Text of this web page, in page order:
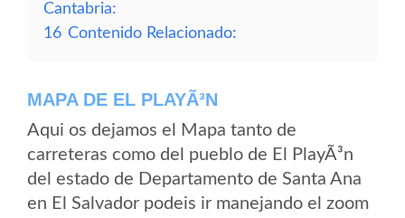
Cantabria:
16 Contenido Relacionado:
MAPA DE EL PLAYÃ³N
Aqui os dejamos el Mapa tanto de
carreteras como del pueblo de El PlayÃ³n
del estado de Departamento de Santa Ana
en El Salvador podeis ir manejando el zoom